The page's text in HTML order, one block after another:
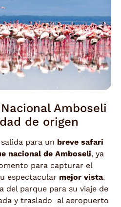
Amboseli
de origen
para un breve safari
nacional de Amboseli, ya
para capturar el
espectacular mejor vista.
del parque para su viaje de
y traslado al aeropuerto